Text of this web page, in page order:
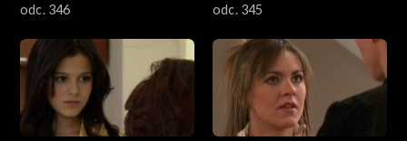
odc. 346
odc. 345